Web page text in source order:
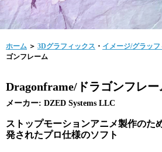
ホーム ＞ 3Dグラフィックス ・ イメージ/グラッフ
ゴンフレーム
Dragonframe/ドラゴンフレー
メーカー: DZED Systems LLC
ストップモーションアニメ製作のた
発されたプロ仕様のソフト